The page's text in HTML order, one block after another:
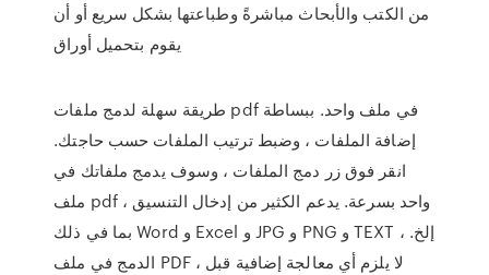
من الكتب والأبحاث مباشرةً وطباعتها بشكل سريع أو أن
طريقة سهلة لدمج ملفات pdf في ملف واحد. ببساطة
إضافة الملفات ، وضبط ترتيب الملفات حسب حاجتك.
انقر فوق زر دمج الملفات ، وسوف يدمج ملفاتك في
ملف pdf واحد بسرعة. يدعم الكثير من إدخال التنسيق ،
بما في ذلك Word و Excel و JPG و PNG و TEXT ، إلخ.
الدمج في ملف PDF ، لا يلزم أي معالجة إضافية قبل